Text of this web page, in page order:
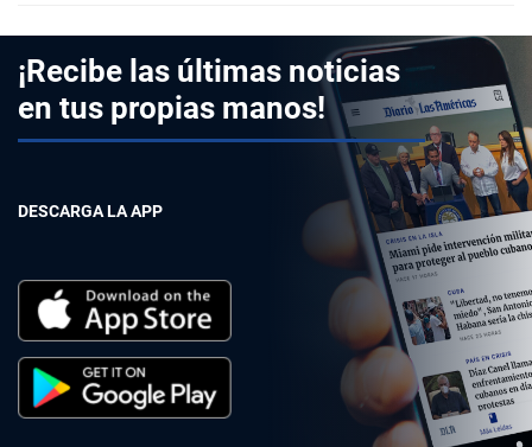
¡Recibe las últimas noticias
en tus propias manos!
DESCARGA LA APP